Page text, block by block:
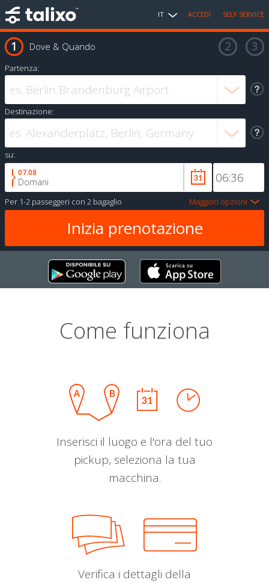
IT ACCEDI SELF SERVICE
Dove & Quando
Partenza:
Destinazione:
su:
07.08
Domani
Per 1-2 passeggeri con 2 bagaglio Maggiori opzioni
Come funziona
Inserisci il luogo e l'ora del tuo
pickup, seleziona la tua
macchina.
Verifica i dettagli della